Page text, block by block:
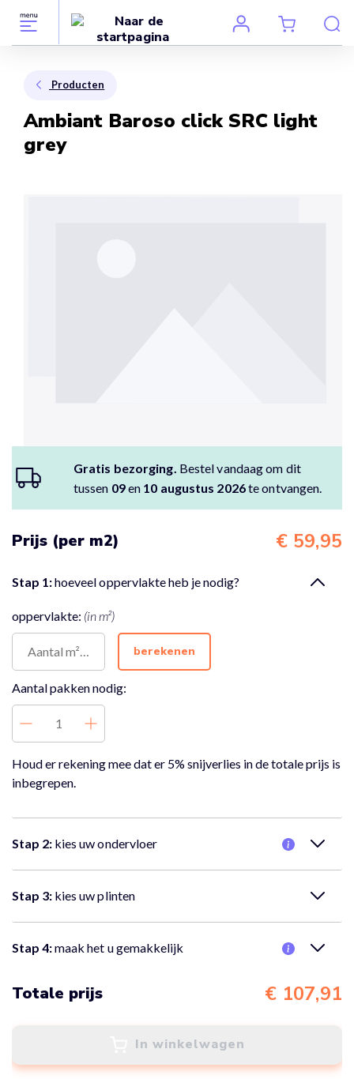
Producten
Ambiant Baroso click SRC light
grey
Gratis bezorging. Bestel vandaag om dit
tussen 09en 10 augustus 2026te ontvangen.
Prijs (per m2) € 59,95
Stap 1:hoeveel oppervlakte heb je nodig?
oppervlakte: (in m²)
berekenen
Aantal pakken nodig:
Houd er rekening mee dat er 5% snijverlies in de totale prijs is
inbegrepen.
Stap 2: kies uw ondervloer
Stap 3: kies uw plinten
Stap 4:maak het u gemakkelijk
Totale prijs € 107,91
In winkelwagen